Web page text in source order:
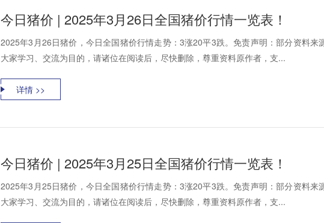
今日猪价 | 2025年3月26日全国猪价行情一览表！
2025年3月26日猪价，今日全国猪价行情走势：3涨20平3跌。免责声明：部分资料来
大家学习、交流为目的，请诸位在阅读后，尽快删除，尊重资料原作者，支...
详情 >>
今日猪价 | 2025年3月25日全国猪价行情一览表！
2025年3月25日猪价，今日全国猪价行情走势：3涨20平3跌。免责声明：部分资料来
大家学习、交流为目的，请诸位在阅读后，尽快删除，尊重资料原作者，支...